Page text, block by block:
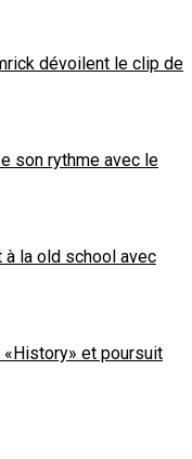
dévoilent le clip de
son rythme avec le
la old school avec
et poursuit